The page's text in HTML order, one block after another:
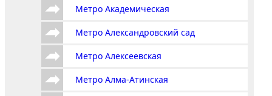
Метро Академическая
Метро Александровский сад
Метро Алексеевская
Метро Алма-Атинская